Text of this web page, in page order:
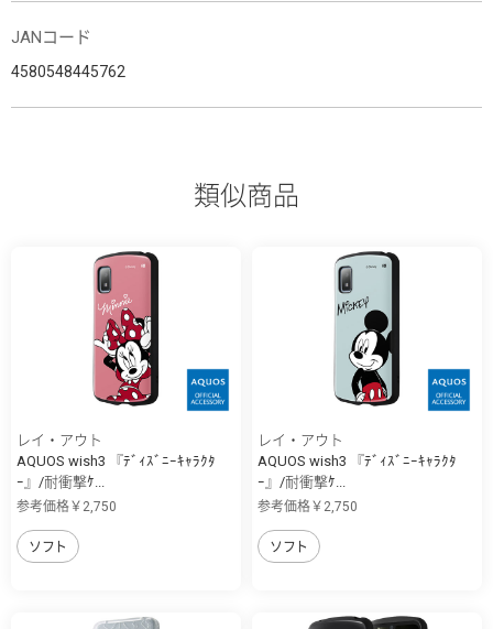
JANコード
4580548445762
類似商品
レイ・アウト
AQUOS wish3 『ﾃﾞｨｽﾞﾆｰｷｬﾗｸﾀ
ｰ』/耐衝撃ｹ...
参考価格￥2,750
ソフト
レイ・アウト
AQUOS wish3 『ﾃﾞｨｽﾞﾆｰｷｬﾗｸﾀ
ｰ』/耐衝撃ｹ...
参考価格￥2,750
ソフト